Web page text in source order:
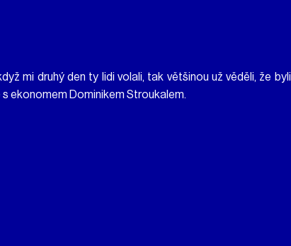
mi druhý den ty lidi volali, tak většinou už věděli, že byli
ekonomem Dominikem Stroukalem.